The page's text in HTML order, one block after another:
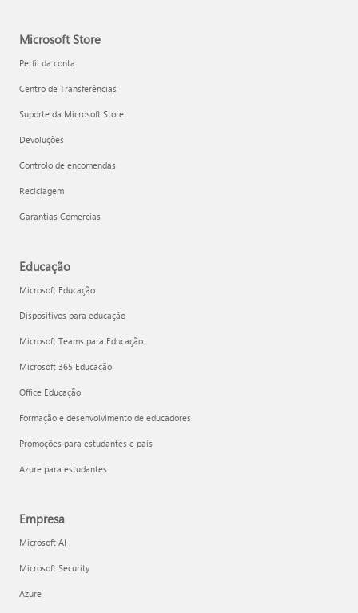
Microsoft Store
Perfil da conta
Centro de Transferências
Suporte da Microsoft Store
Devoluções
Controlo de encomendas
Reciclagem
Garantias Comercias
Educação
Microsoft Educação
Dispositivos para educação
Microsoft Teams para Educação
Microsoft 365 Educação
Office Educação
Formação e desenvolvimento de educadores
Promoções para estudantes e pais
Azure para estudantes
Empresa
Microsoft AI
Microsoft Security
Azure